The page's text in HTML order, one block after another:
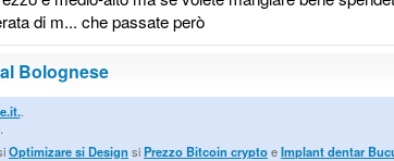
di m... che passate però
Bolognese
.
Optimizare si Design siPrezzo Bitcoin cryptoeImplant dentar